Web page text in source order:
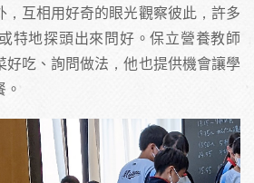
互相用好奇的眼光觀察彼此，許多
特地探頭出來問好。保立營養教師
吃、詢問做法，他也提供機會讓學